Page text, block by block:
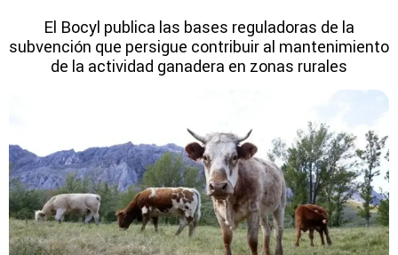
El Bocyl publica las bases reguladoras de la
subvención que persigue contribuir al mantenimiento
de la actividad ganadera en zonas rurales